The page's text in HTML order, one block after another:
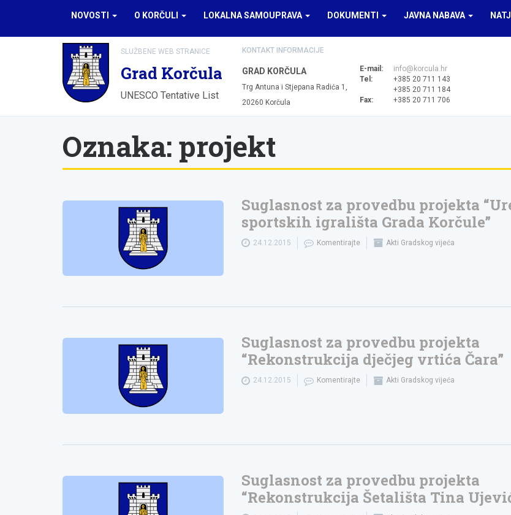
NOVOSTI O KORČULI LOKALNA SAMOUPRAVA DOKUMENTI JAVNA NABAVA
SLUŽBENE WEB STRANICE
Grad Korčula
UNESCO Tentative List
KONTAKT INFORMACIJE
GRAD KORČULA
Trg Antuna i Stjepana Radića 1,
20260 Korčula
E-mail:
info@korcula.hr
Tel:
+385 20 711 143
+385 20 711 184
Fax:
+385 20 711 706
Oznaka: projekt
Suglasnost za provedbu projekta
sportskih igrališta Grada Korčule”
24.12.2015 Komentirajte Akti Gradskog vijeća
Suglasnost za provedbu projekta
“Rekonstrukcija dječjeg vrtića Čara”
24.12.2015 Komentirajte Akti Gradskog vijeća
Suglasnost za provedbu projekta
“Rekonstrukcija Šetališta Tina